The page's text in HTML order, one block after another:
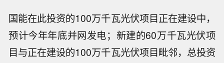
国能在此投资的100万千瓦光伏项目正在建设中，
预计今年年底并网发电；新建的60万千瓦光伏项
目与正在建设的100万千瓦光伏项目毗邻，总投资